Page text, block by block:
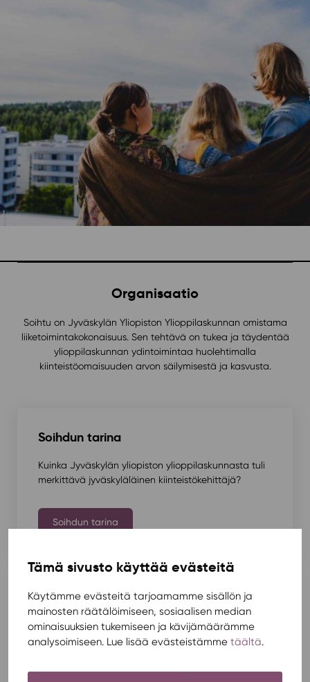
Tämä sivusto käyttää evästeitä
Käytämme evästeitä tarjoamamme sisällön ja
mainosten räätälöimiseen, sosiaalisen median
ominaisuuksien tukemiseen ja kävijämäärämme
analysoimiseen. Lue lisää evästeistämme täältä.
Organisaatio
Soihtu on Jyväskylän Yliopiston Ylioppilaskunnan omistama
liiketoimintakokonaisuus. Sen tehtävä on tukea ja täydentää
ylioppilaskunnan ydintoimintaa huolehtimalla
kiinteistöomaisuuden arvon säilymisestä ja kasvusta.
Soihdun tarina
Kuinka Jyväskylän yliopiston ylioppilaskunnasta tuli
merkittävä jyväskyläläinen kiinteistökehittäjä?
Soihdun tarina
Soihdun arvot ja strategia
Toimintaamme ohjaa vahvaan arvopohjaan
nojautuva strategia.